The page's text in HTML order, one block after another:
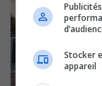
Stocker
appareil